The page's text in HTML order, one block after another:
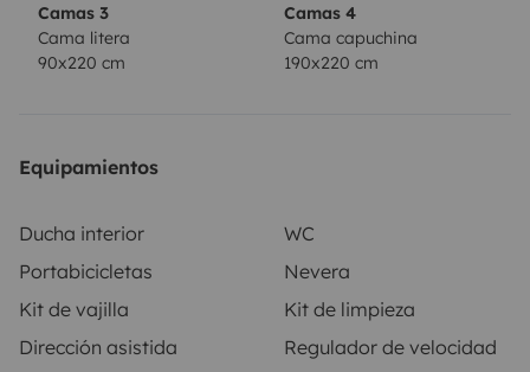
Camas 3
Cama litera
90x220 cm
Camas 4
Cama capuchina
190x220 cm
Equipamientos
Ducha interior
WC
Portabicicletas
Nevera
Kit de vajilla
Kit de limpieza
Dirección asistida
Regulador de velocidad